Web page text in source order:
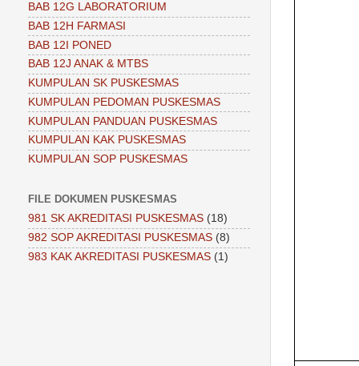
BAB 12G LABORATORIUM
BAB 12H FARMASI
BAB 12I PONED
BAB 12J ANAK & MTBS
KUMPULAN SK PUSKESMAS
KUMPULAN PEDOMAN PUSKESMAS
KUMPULAN PANDUAN PUSKESMAS
KUMPULAN KAK PUSKESMAS
KUMPULAN SOP PUSKESMAS
FILE DOKUMEN PUSKESMAS
981 SK AKREDITASI PUSKESMAS (18)
982 SOP AKREDITASI PUSKESMAS (8)
983 KAK AKREDITASI PUSKESMAS (1)